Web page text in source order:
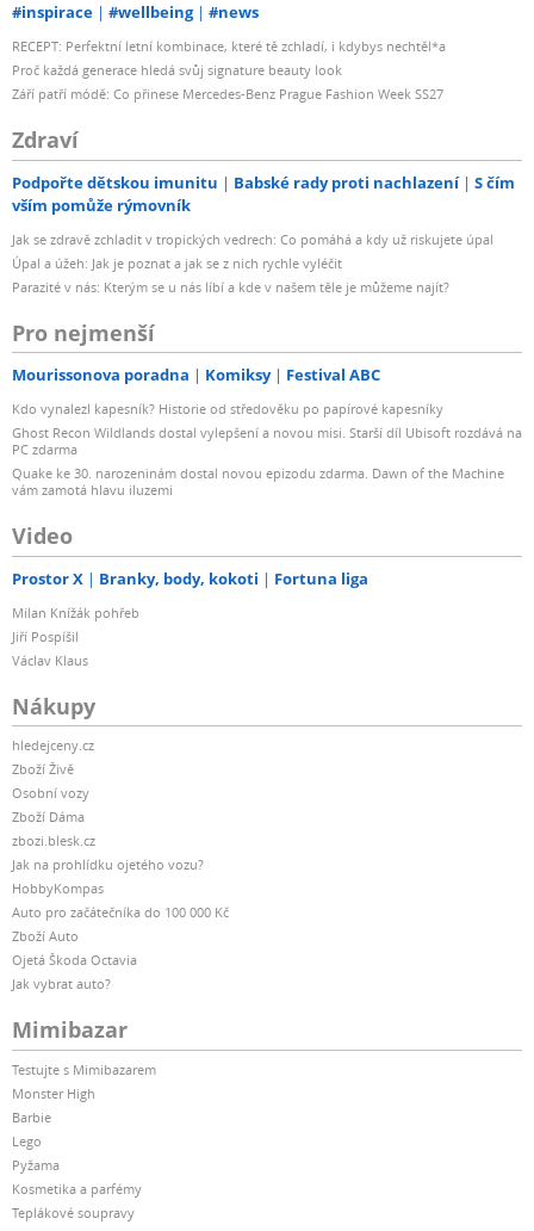
#inspirace #wellbeing #news
RECEPT: Perfektní letní kombinace, které tě zchladí, i kdybys nechtěl*a
Proč každá generace hledá svůj signature beauty look
Září patří módě: Co přinese Mercedes-Benz Prague Fashion Week SS27
Zdraví
Podpořte dětskou imunitu Babské rady proti nachlazení
S čím
vším pomůže rýmovník
Jak se zdravě zchladit v tropických vedrech: Co pomáhá a kdy už riskujete úpal
Úpal a úžeh: Jak je poznat a jak se z nich rychle vyléčit
Parazité v nás: Kterým se u nás líbí a kde v našem těle je můžeme najít?
Pro nejmenší
Mourissonova poradna Komiksy Festival ABC
Kdo vynalezl kapesník? Historie od středověku po papírové kapesníky
Ghost Recon Wildlands dostal vylepšení a novou misi. Starší díl Ubisoft rozdává na
PC zdarma
Quake ke 30. narozeninám dostal novou epizodu zdarma. Dawn of the Machine
vám zamotá hlavu iluzemi
Video
Prostor X Branky, body, kokoti Fortuna liga
Milan Knížák pohřeb
Jiří Pospíšil
Václav Klaus
Nákupy
hledejceny.cz
Zboží Živě
Osobní vozy
Zboží Dáma
zbozi.blesk.cz
Jak na prohlídku ojetého vozu?
HobbyKompas
Auto pro začátečníka do 100 000 Kč
Zboží Auto
Ojetá Škoda Octavia
Jak vybrat auto?
Mimibazar
Testujte s Mimibazarem
Monster High
Barbie
Lego
Pyžama
Kosmetika a parfémy
Teplákové soupravy